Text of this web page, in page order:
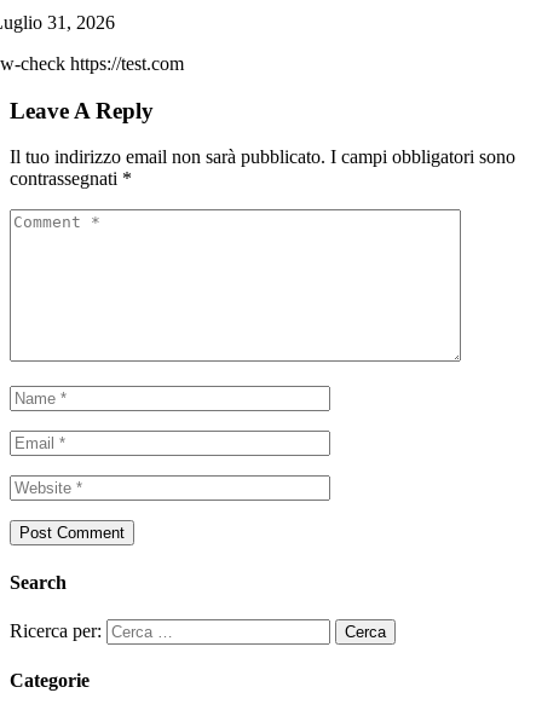
31, 2026
check https://test.com
Leave A Reply
Il tuo indirizzo email non sarà pubblicato. I campi obbligatori sono
contrassegnati *
Search
Ricerca per:
Categorie